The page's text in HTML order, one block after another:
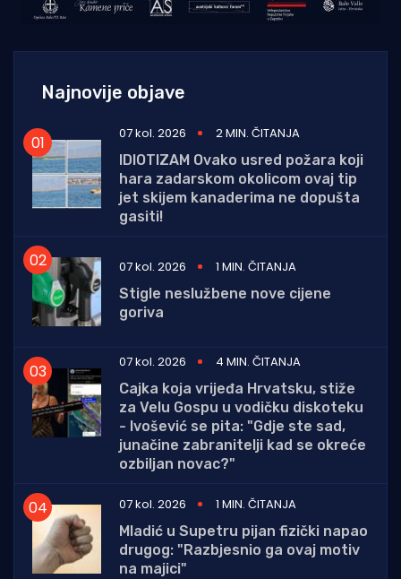
Najnovije objave
07 kol. 2026
2 MIN. ČITANJA
IDIOTIZAM Ovako usred požara koji
hara zadarskom okolicom ovaj tip
jet skijem kanaderima ne dopušta
gasiti!
07 kol. 2026
1 MIN. ČITANJA
Stigle neslužbene nove cijene
goriva
07 kol. 2026
4 MIN. ČITANJA
Cajka koja vrijeđa Hrvatsku, stiže
za Velu Gospu u vodičku diskoteku
- Ivošević se pita: "Gdje ste sad,
junačine zabranitelji kad se okreće
ozbiljan novac?"
07 kol. 2026
1 MIN. ČITANJA
Mladić u Supetru pijan fizički napao
drugog: "Razbjesnio ga ovaj motiv
na majici"